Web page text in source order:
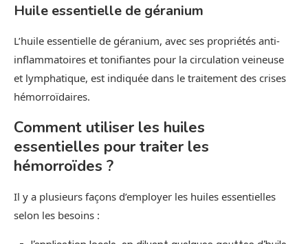
Huile essentielle de géranium
L’huile essentielle de géranium, avec ses propriétés anti-
inflammatoires et tonifiantes pour la circulation veineuse
et lymphatique, est indiquée dans le traitement des crises
hémorroïdaires.
Comment utiliser les huiles
essentielles pour traiter les
hémorroïdes ?
Il y a plusieurs façons d’employer les huiles essentielles
selon les besoins :